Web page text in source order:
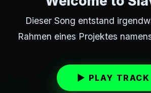
Dieser Song entstand
Rahmen eines Projektes
▶ PLAY TRACK